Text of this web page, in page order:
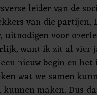
leider van de
van die partijen,
uitnodigen voor
want ik zit al vier
nieuw begin en
wat we samen
kunnen maken. Dus